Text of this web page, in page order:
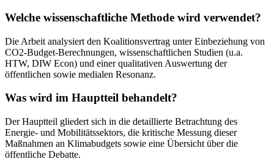
Welche wissenschaftliche Methode wird verwendet?
Die Arbeit analysiert den Koalitionsvertrag unter Einbeziehung von
CO2-Budget-Berechnungen, wissenschaftlichen Studien (u.a.
HTW, DIW Econ) und einer qualitativen Auswertung der
öffentlichen sowie medialen Resonanz.
Was wird im Hauptteil behandelt?
Der Hauptteil gliedert sich in die detaillierte Betrachtung des
Energie- und Mobilitätssektors, die kritische Messung dieser
Maßnahmen an Klimabudgets sowie eine Übersicht über die
öffentliche Debatte.